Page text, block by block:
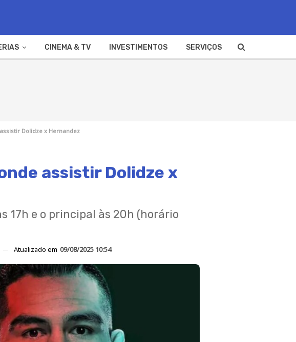
CINEMA & TV INVESTIMENTOS SERVIÇOS
Dolidze x Hernandez
assistir Dolidze x
17h e o principal às 20h (horário
Atualizado em 09/08/2025 10:54